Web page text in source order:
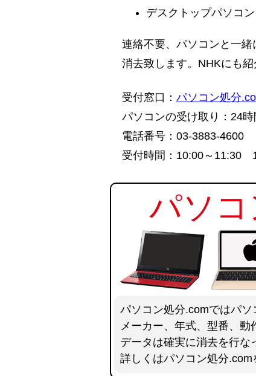
デスクトップパソコ
連絡不要、パソコンと一
消去致します。NHKにも
受付窓口： パソコン処分
パソコンの受け取り：24時
電話番号：03-3883-4600
受付時間：10:00～11:30
パソ
パソコン処分.comではパソ
メーカー、年式、型番、動
データは確実に消去を行な
詳しくはパソコン処分.com